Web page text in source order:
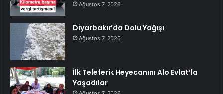
Ağustos 7, 2026
Diyarbakır’da Dolu Yağışı
Ağustos 7, 2026
İlk Teleferik Heyecanını Alo Evlat’la
Yaşadılar